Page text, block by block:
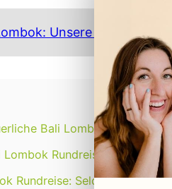
Unsere
Bali Lombok Rundreise
Rundreise
Rundreise: Selong Belanak